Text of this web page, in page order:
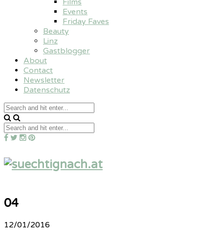
Films
Events
Friday Faves
Beauty
Linz
Gastblogger
About
Contact
Newsletter
Datenschutz
04
12/01/2016